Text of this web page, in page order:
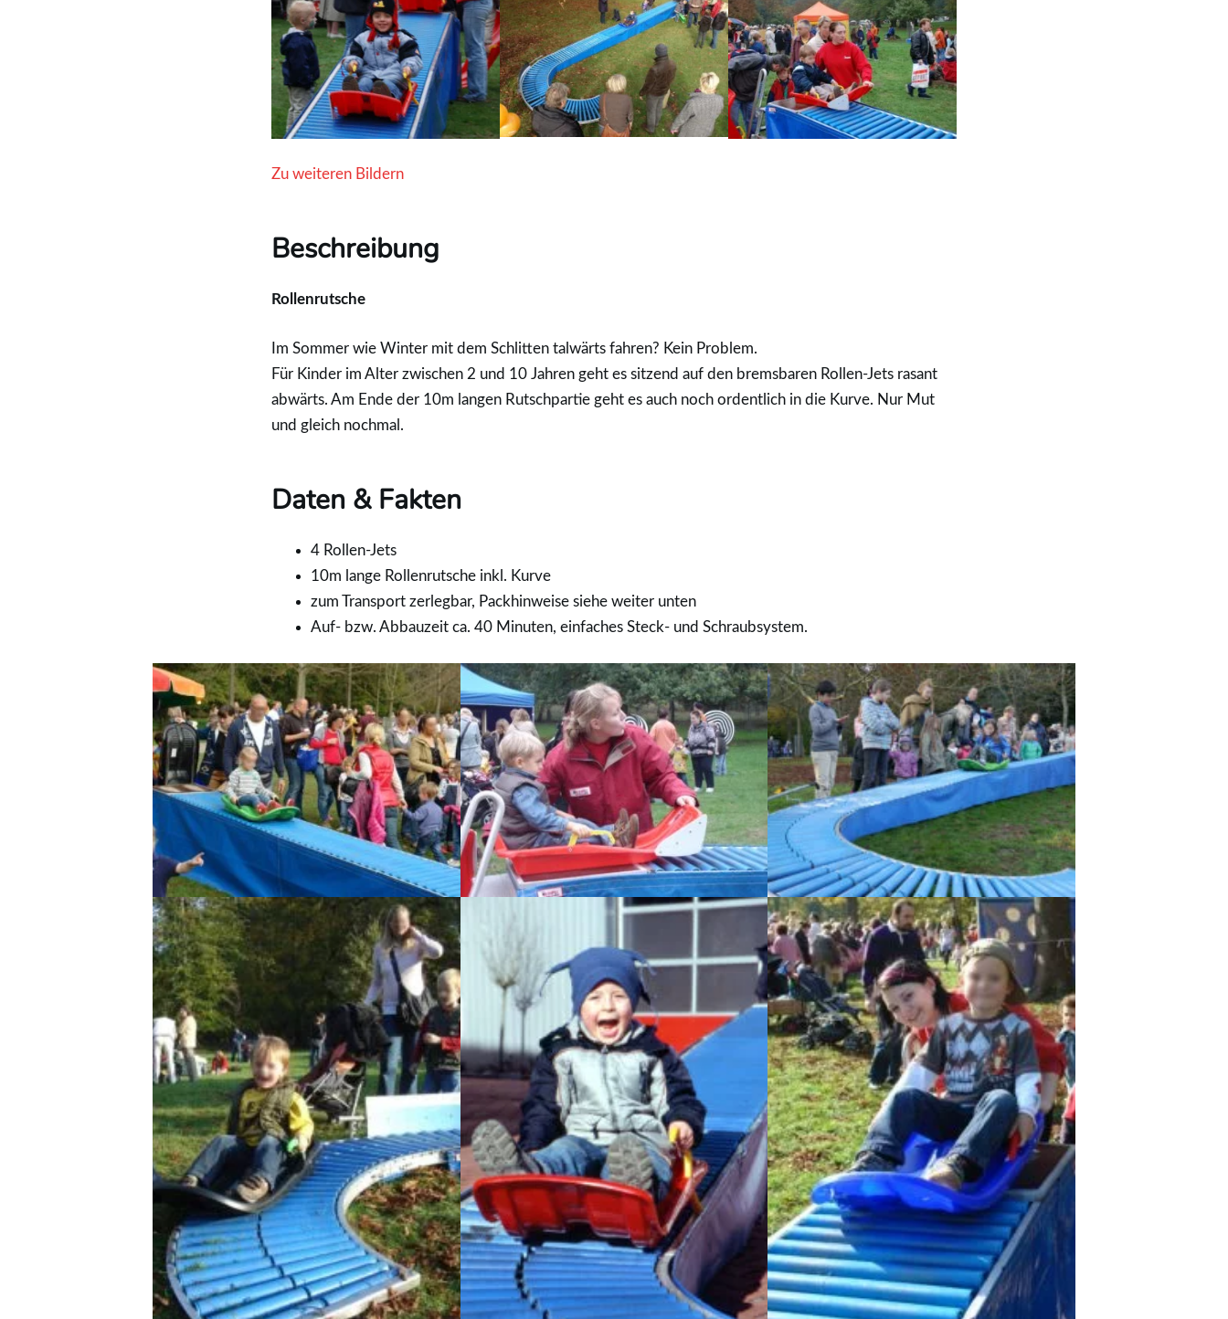
Zu weiteren Bildern
Beschreibung
Rollenrutsche
Im Sommer wie Winter mit dem Schlitten talwärts fahren? Kein Problem.
Für Kinder im Alter zwischen 2 und 10 Jahren geht es sitzend auf den bremsbaren Rollen-Jets rasant
abwärts. Am Ende der 10m langen Rutschpartie geht es auch noch ordentlich in die Kurve. Nur Mut
und gleich nochmal.
Daten & Fakten
4 Rollen-Jets
10m lange Rollenrutsche inkl. Kurve
zum Transport zerlegbar, Packhinweise siehe weiter unten
Auf- bzw. Abbauzeit ca. 40 Minuten, einfaches Steck- und Schraubsystem.